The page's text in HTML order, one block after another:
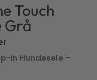
Touch
Grå
In Hundesele –